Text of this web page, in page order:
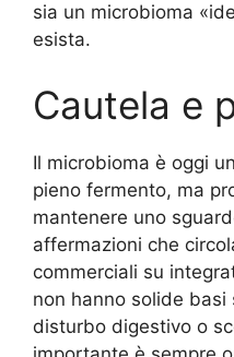
sia un microbioma
esista.
Cautela e
Il microbioma è oggi
pieno fermento, ma
mantenere uno
affermazioni che
commerciali su
non hanno solide basi
disturbo digestivo o